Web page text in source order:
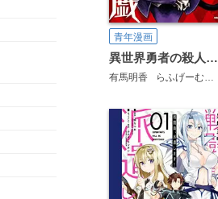
青年漫画
異世界勇者の殺人遊戯
有馬明香 らふげーむ